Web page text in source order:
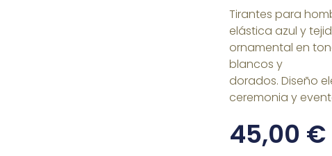
Tirantes para
elástica azul y
ornamental en
blancos y
dorados. Diseño
ceremonia y
45,00 €